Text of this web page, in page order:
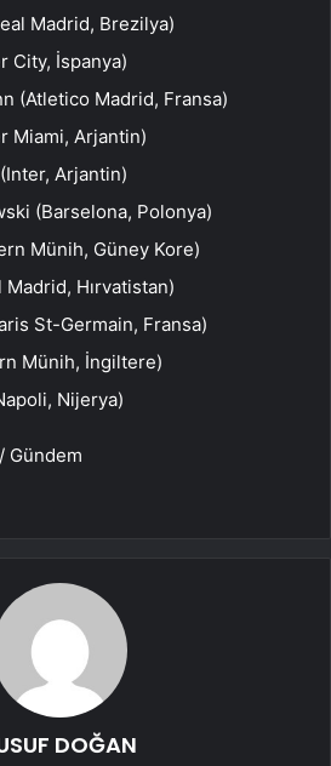
Madrid, Brezilya)
City, İspanya)
(Atletico Madrid, Fransa)
Miami, Arjantin)
Arjantin)
(Barselona, ​​​​Polonya)
Münih, Güney Kore)
Hırvatistan)
St-Germain, Fransa)
Münih, İngiltere)
Nijerya)
Gündem
DOĞAN